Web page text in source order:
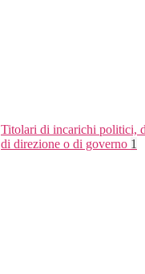
Titolari di incarichi politici,
di direzione o di governo 1